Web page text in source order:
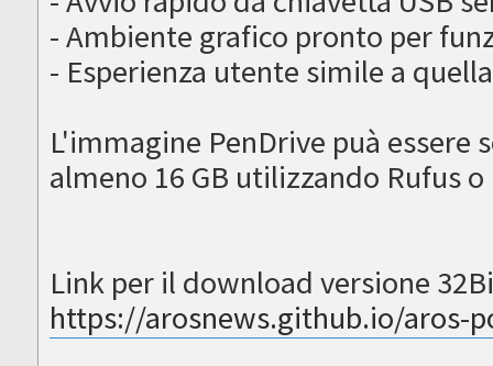
- Ambiente grafico pronto per
- Esperienza utente simile a
L'immagine PenDrive puà essere
almeno 16 GB utilizzando Rufus
Link per il download versione
https://arosnews.github.io/aros-